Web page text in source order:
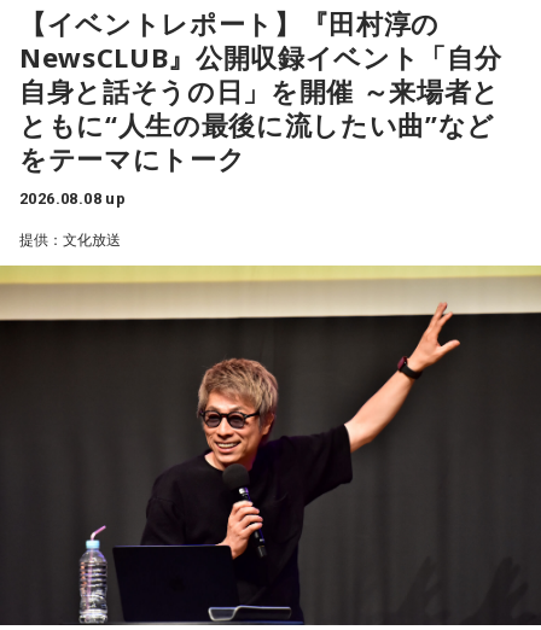
「ニッポン放送ショウアップナイター ヤクルト×DeNA」
■放送日時：8月15日（土） 17時50分～試合終了 （延長対
応あり）
■スペシャルゲスト解説：髙津臣吾
■実況：師岡正雄アナウンサー
■番組X：@showup1242
■ハッシュタグ：#ショウアップナイター #60n
■メールアドレス：89@1242.com
https://www.1242.com/showup
【2位】蟹座（かに座）
好調な運気で心地よく過ごせる1日となりそうです。直感が冴
えやすい運気なので、選択に迷った際は自分の直感を参考に
してみてください。
【3位】蠍座（さそり座）
学びや成長ができそうな1日です。今日は視野が広がりやすく
学びが深まりそうです。海外のことに目を向けたり、探究心
を大切に過ごしてみましょう。
【4位】山羊座（やぎ座）
対人運が好調です。今日は1対1のコミュニケーションが大切
な日。パートナーや大切な友人と深い話をしたり、普段は話
しづらい話題を取り上げてみたりするには良いタイミングで
【5位】牡牛座（おうし座）
趣味や友達付き合いが活発な運気です。今日は心の充実感を
感じやすい日なので、好きなことをとことん楽しみましょ
う。ラッキーアイテムは、炭酸水。
【6位】乙女座（おとめ座）
【イベントレポート】『田村淳の
NewsCLUB』公開収録イベント「自分
自身と話そうの日」を開催 ～来場者と
ともに“人生の最後に流したい曲”など
をテーマにトーク
2026.08.08 up
提供：文化放送